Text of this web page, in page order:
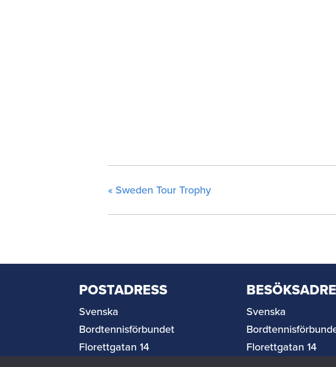
« Sweden Tour Trophy
POSTADRESS
Svenska
Bordtennisförbundet
Florettgatan 14
Svenska
Florettgatan 14